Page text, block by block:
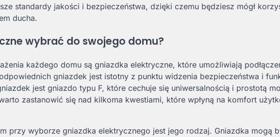
standardy jakości i bezpieczeństwa, dzięki czemu będziesz mógł
ducha.
wybrać do swojego domu?
każdego domu są gniazdka elektryczne, które umożliwiają
gniazdek jest istotny z punktu widzenia bezpieczeństwa i
jest gniazdo typu F, które cechuje się uniwersalnością i prostotą
zastanowić się nad kilkoma kwestiami, które wpłyną na komfort
przy wyborze gniazdka elektrycznego jest jego rodzaj. Gniazdka mogą